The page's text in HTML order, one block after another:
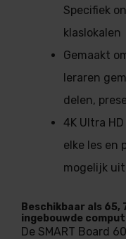
Specifiek
klaslokalen
Gemaakt
leraren
delen,
4K Ultra
elke les en
mogelijk
Beschikbaar als
ingebouwde
De SMART Board